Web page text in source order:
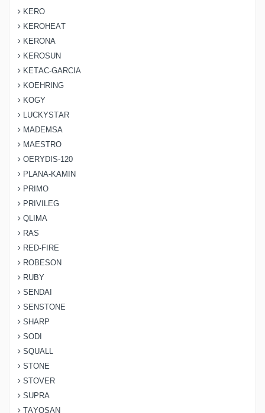
KERO
KEROHEAT
KERONA
KEROSUN
KETAC-GARCIA
KOEHRING
KOGY
LUCKYSTAR
MADEMSA
MAESTRO
OERYDIS-120
PLANA-KAMIN
PRIMO
PRIVILEG
QLIMA
RAS
RED-FIRE
ROBESON
RUBY
SENDAI
SENSTONE
SHARP
SODI
SQUALL
STONE
STOVER
SUPRA
TAYOSAN